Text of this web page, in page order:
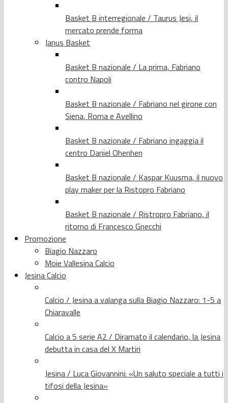
Basket B interregionale / Taurus Jesi, il
mercato prende forma
Janus Basket
Basket B nazionale / La prima, Fabriano
contro Napoli
Basket B nazionale / Fabriano nel girone con
Siena, Roma e Avellino
Basket B nazionale / Fabriano ingaggia il
centro Daniel Ohenhen
Basket B nazionale / Kaspar Kuusma, il nuovo
play maker per la Ristopro Fabriano
Basket B nazionale / Ristropro Fabriano, il
ritorno di Francesco Gnecchi
Promozione
Biagio Nazzaro
Moie Vallesina Calcio
Jesina Calcio
Calcio / Jesina a valanga sulla Biagio Nazzaro: 1-5 a
Chiaravalle
Calcio a 5 serie A2 / Diramato il calendario, la Jesina
debutta in casa del X Martiri
Jesina / Luca Giovannini: «Un saluto speciale a tutti i
tifosi della Jesina»